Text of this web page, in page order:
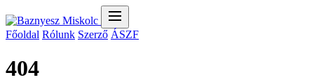
Főoldal Rólunk Szerző ÁSZF
404